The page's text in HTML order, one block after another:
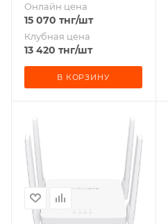
Онлайн цена
15 070 тнг/шт
Клубная цена
13 420 тнг/шт
В КОРЗИНУ